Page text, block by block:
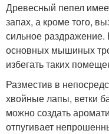
Древесный пепел
запах, а кроме того,
сильное раздражение.
основных мышиных
избегать таких
Разместив в
хвойные лапы, ветки
можно создать
отпугивает